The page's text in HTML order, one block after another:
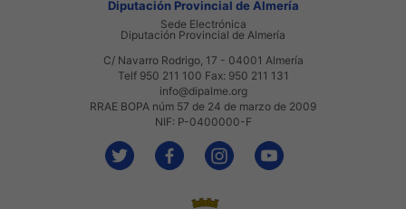
Diputación Provincial de Almería
Sede Electrónica
Diputación Provincial de Almería
C/ Navarro Rodrigo, 17 - 04001 Almería
Telf 950 211 100 Fax: 950 211 131
info@dipalme.org
RRAE BOPA núm 57 de 24 de marzo de 2009
NIF: P-0400000-F